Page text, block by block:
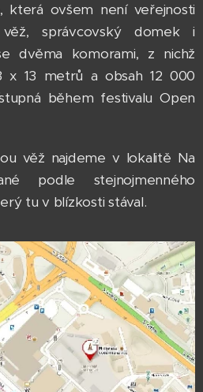
která ovšem není veřejnosti
správcovský domek i
dvěma komorami, z nichž
x 13 metrů a obsah 12 000
během festivalu Open
věž najdeme v lokalitě Na
podle stejnojmenného
tu v blízkosti stával.